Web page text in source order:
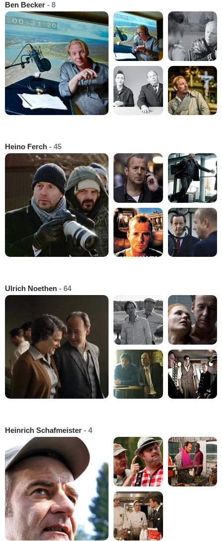
Ben Becker - 8
Heino Ferch - 45
Ulrich Noethen - 64
Heinrich Schafmeister - 4